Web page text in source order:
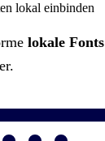
lokal einbinden
lokale Fonts